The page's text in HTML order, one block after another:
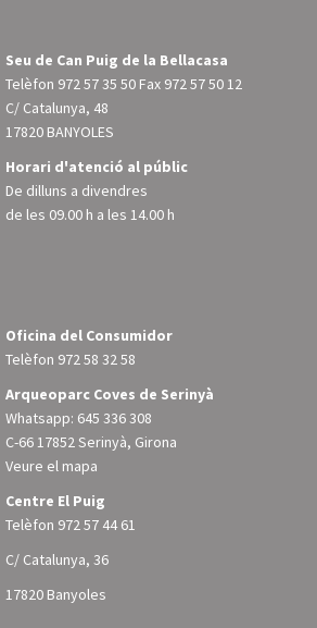
Seu de Can Puig de la Bellacasa
Telèfon 972 57 35 50 Fax 972 57 50 12
C/ Catalunya, 48
17820 BANYOLES
Horari d'atenció al públic
De dilluns a divendres
de les 09.00 h a les 14.00 h
Oficina del Consumidor
Telèfon 972 58 32 58
Arqueoparc Coves de Serinyà
Whatsapp: 645 336 308
C-66 17852 Serinyà, Girona
Veure el mapa
Centre El Puig
Telèfon 972 57 44 61
C/ Catalunya, 36
17820 Banyoles